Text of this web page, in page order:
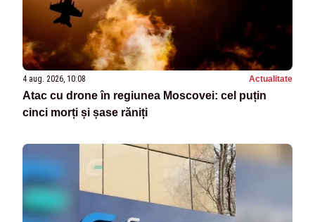
4 aug. 2026, 10:08 Actualitate
Atac cu drone în regiunea Moscovei: cel puțin
cinci morți și șase răniți